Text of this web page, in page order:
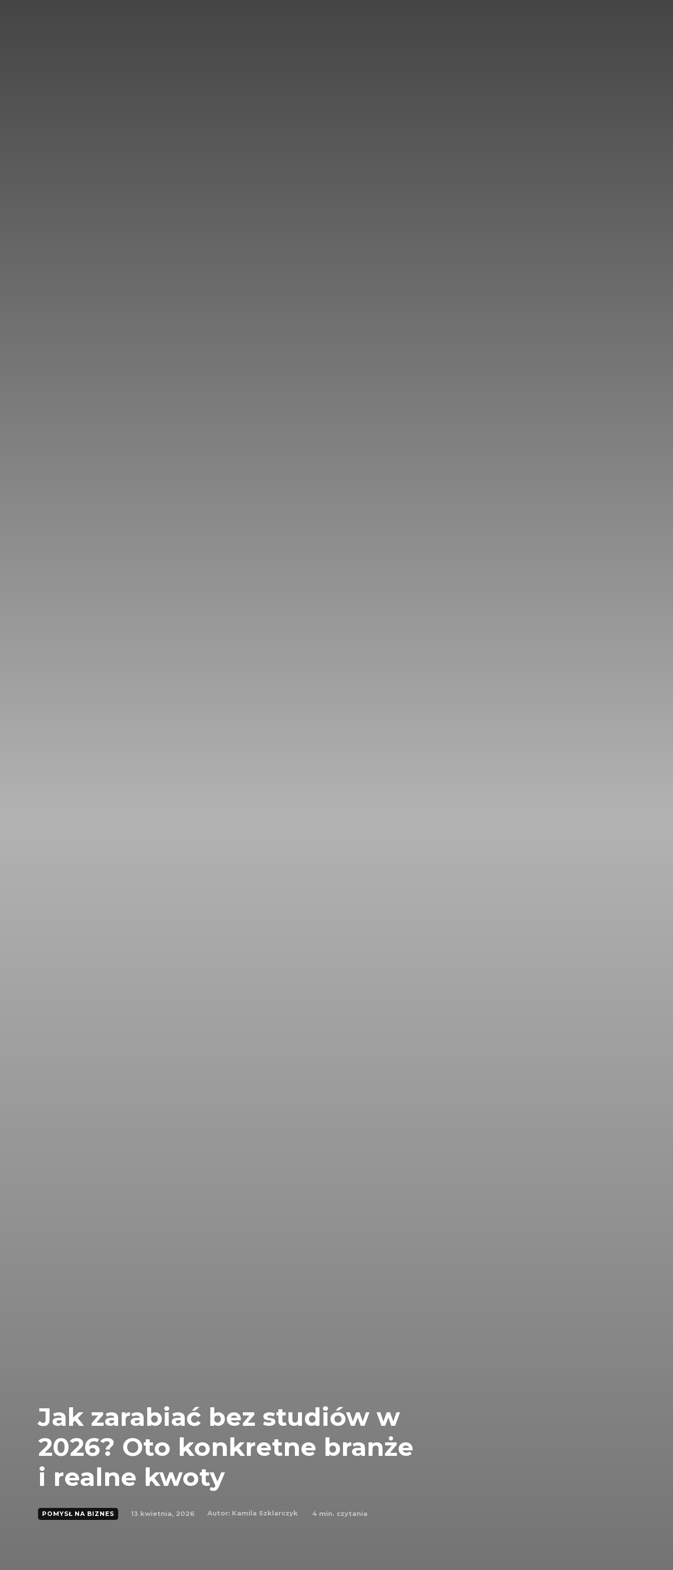
Jak zarabiać bez studiów w
2026? Oto konkretne branże
i realne kwoty
POMYSŁ NA BIZNES 13 kwietnia, 2026 Autor: Kamila Szklarczyk 4 min. czytania